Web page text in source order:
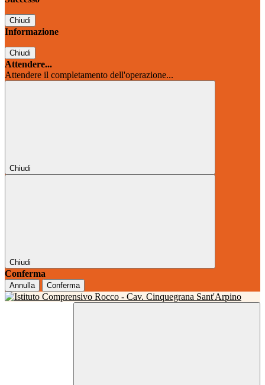
Chiudi
Informazione
Chiudi
Attendere...
Attendere il completamento dell'operazione...
Chiudi
Chiudi
Conferma
Annulla Conferma